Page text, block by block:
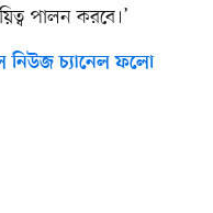
পালন করবে।’
চ্যানেল ফলো